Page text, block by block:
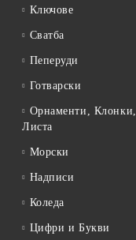
Ключове
Сватба
Пеперуди
Готварски
Орнаменти, Клонки,
Листа
Морски
Надписи
Коледа
Цифри и Букви